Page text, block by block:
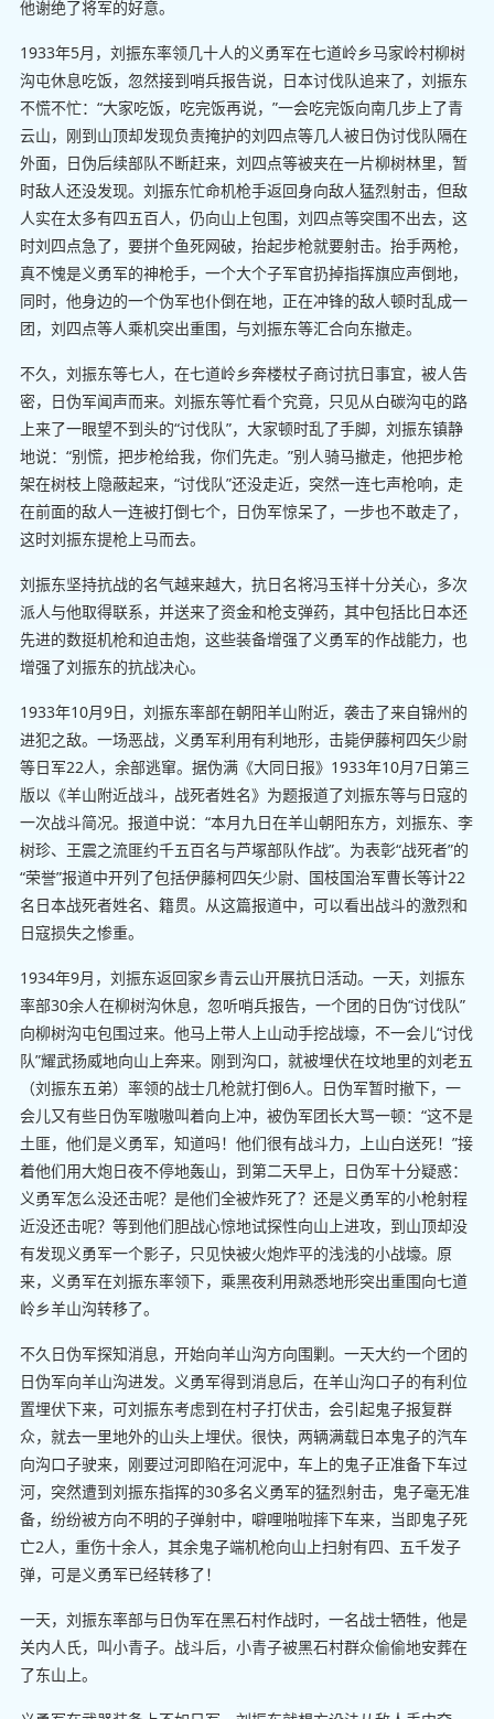
他谢绝了将军的好意。
1933年5月，刘振东率领几十人的义勇军在七道岭乡马家岭村柳树
沟屯休息吃饭，忽然接到哨兵报告说，日本讨伐队追来了，刘振东
不慌不忙：“大家吃饭，吃完饭再说，”一会吃完饭向南几步上了青
云山，刚到山顶却发现负责掩护的刘四点等几人被日伪讨伐队隔在
外面，日伪后续部队不断赶来，刘四点等被夹在一片柳树林里，暂
时敌人还没发现。刘振东忙命机枪手返回身向敌人猛烈射击，但敌
人实在太多有四五百人，仍向山上包围，刘四点等突围不出去，这
时刘四点急了，要拼个鱼死网破，抬起步枪就要射击。抬手两枪，
真不愧是义勇军的神枪手，一个大个子军官扔掉指挥旗应声倒地，
同时，他身边的一个伪军也仆倒在地，正在冲锋的敌人顿时乱成一
团，刘四点等人乘机突出重围，与刘振东等汇合向东撤走。
不久，刘振东等七人，在七道岭乡奔楼杖子商讨抗日事宜，被人告
密，日伪军闻声而来。刘振东等忙看个究竟，只见从白碳沟屯的路
上来了一眼望不到头的“讨伐队”，大家顿时乱了手脚，刘振东镇静
地说：“别慌，把步枪给我，你们先走。”别人骑马撤走，他把步枪
架在树枝上隐蔽起来，“讨伐队”还没走近，突然一连七声枪响，走
在前面的敌人一连被打倒七个，日伪军惊呆了，一步也不敢走了，
这时刘振东提枪上马而去。
刘振东坚持抗战的名气越来越大，抗日名将冯玉祥十分关心，多次
派人与他取得联系，并送来了资金和枪支弹药，其中包括比日本还
先进的数挺机枪和迫击炮，这些装备增强了义勇军的作战能力，也
增强了刘振东的抗战决心。
1933年10月9日，刘振东率部在朝阳羊山附近，袭击了来自锦州的
进犯之敌。一场恶战，义勇军利用有利地形，击毙伊藤柯四矢少尉
等日军22人，余部逃窜。据伪满《大同日报》1933年10月7日第三
版以《羊山附近战斗，战死者姓名》为题报道了刘振东等与日寇的
一次战斗简况。报道中说：“本月九日在羊山朝阳东方，刘振东、李
树珍、王震之流匪约千五百名与芦塚部队作战”。为表彰“战死者”的
“荣誉”报道中开列了包括伊藤柯四矢少尉、国枝国治军曹长等计22
名日本战死者姓名、籍贯。从这篇报道中，可以看出战斗的激烈和
日寇损失之惨重。
1934年9月，刘振东返回家乡青云山开展抗日活动。一天，刘振东
率部30余人在柳树沟休息，忽听哨兵报告，一个团的日伪“讨伐队”
向柳树沟屯包围过来。他马上带人上山动手挖战壕，不一会儿“讨伐
队”耀武扬威地向山上奔来。刚到沟口，就被埋伏在坟地里的刘老五
（刘振东五弟）率领的战士几枪就打倒6人。日伪军暂时撤下，一
会儿又有些日伪军嗷嗷叫着向上冲，被伪军团长大骂一顿：“这不是
土匪，他们是义勇军，知道吗！他们很有战斗力，上山白送死！”接
着他们用大炮日夜不停地轰山，到第二天早上，日伪军十分疑惑：
义勇军怎么没还击呢？是他们全被炸死了？还是义勇军的小枪射程
近没还击呢？等到他们胆战心惊地试探性向山上进攻，到山顶却没
有发现义勇军一个影子，只见快被火炮炸平的浅浅的小战壕。原
来，义勇军在刘振东率领下，乘黑夜利用熟悉地形突出重围向七道
岭乡羊山沟转移了。
不久日伪军探知消息，开始向羊山沟方向围剿。一天大约一个团的
日伪军向羊山沟进发。义勇军得到消息后，在羊山沟口子的有利位
置埋伏下来，可刘振东考虑到在村子打伏击，会引起鬼子报复群
众，就去一里地外的山头上埋伏。很快，两辆满载日本鬼子的汽车
向沟口子驶来，刚要过河即陷在河泥中，车上的鬼子正准备下车过
河，突然遭到刘振东指挥的30多名义勇军的猛烈射击，鬼子毫无准
备，纷纷被方向不明的子弹射中，噼哩啪啦摔下车来，当即鬼子死
亡2人，重伤十余人，其余鬼子端机枪向山上扫射有四、五千发子
弹，可是义勇军已经转移了！
一天，刘振东率部与日伪军在黑石村作战时，一名战士牺牲，他是
关内人氏，叫小青子。战斗后，小青子被黑石村群众偷偷地安葬在
了东山上。